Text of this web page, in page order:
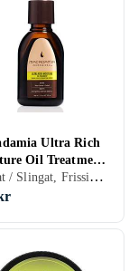
Ultra Rich
Oil Treatment
Färgat / Slingat, Frissigt, Tjockt / Grovt, Skadat / Torrt hår, Mer volym, Motverkar friss, Återfuktande / Mjukgörande, Stärkande, Reparerande, 30 ml/g